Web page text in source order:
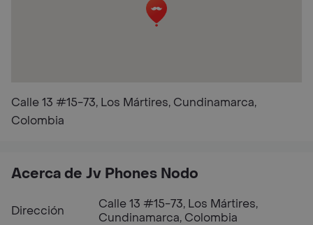
Calle 13 #15-73, Los Mártires, Cundinamarca,
Colombia
Acerca de Jv Phones Nodo
Dirección
Calle 13 #15-73, Los Mártires,
Cundinamarca, Colombia